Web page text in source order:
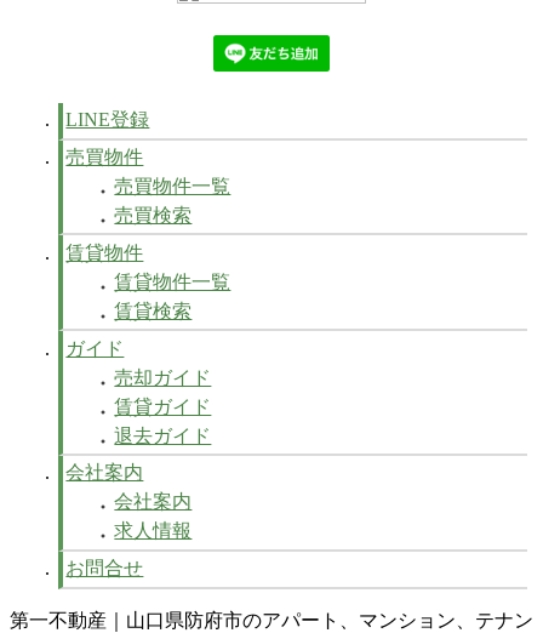
LINE登録
売買物件
売買物件一覧
売買検索
賃貸物件
賃貸物件一覧
賃貸検索
ガイド
売却ガイド
賃貸ガイド
退去ガイド
会社案内
会社案内
求人情報
お問合せ
第一不動産｜山口県防府市のアパート、マンション、テナン